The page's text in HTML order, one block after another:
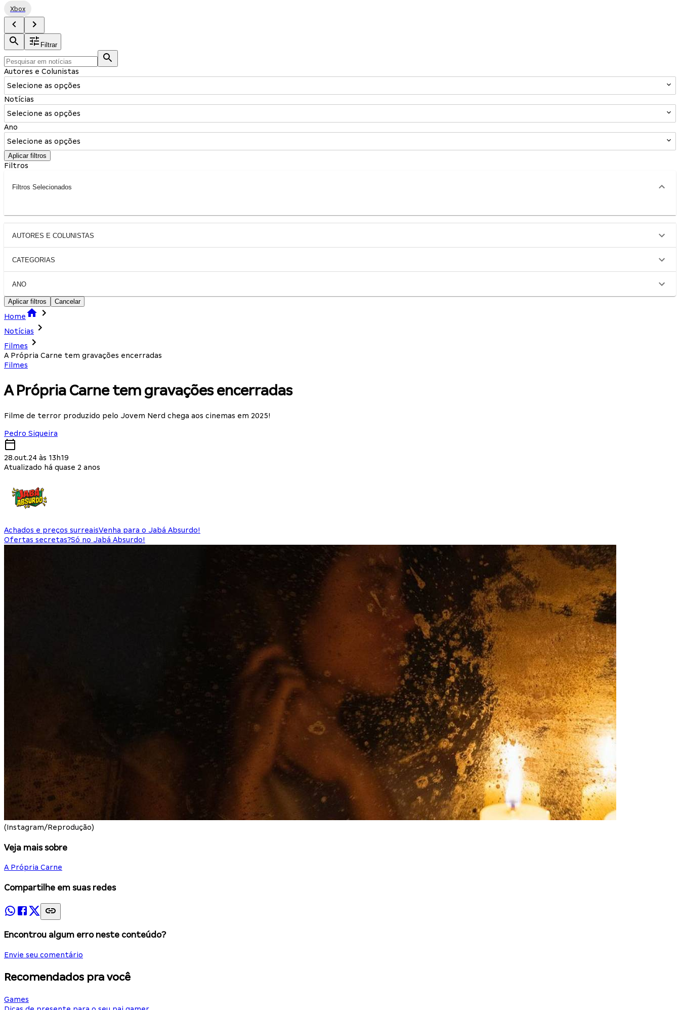
Xbox
Filtrar
Autores e Colunistas
Selecione as opções
Notícias
Selecione as opções
Ano
Selecione as opções
Aplicar filtros
Filtros
Filtros Selecionados
AUTORES E COLUNISTAS
CATEGORIAS
ANO
Aplicar filtros Cancelar
Home
Notícias
Filmes
A Própria Carne tem gravações encerradas
Filmes
A Própria Carne tem gravações encerradas
Filme de terror produzido pelo Jovem Nerd chega aos cinemas em 2025!
Pedro Siqueira
28.out.24 às 13h19
Atualizado há quase 2 anos
Achados e preços surreaisVenha para o Jabá Absurdo!
Ofertas secretas?Só no Jabá Absurdo!
(Instagram/Reprodução)
Veja mais sobre
A Própria Carne
Compartilhe em suas redes
Encontrou algum erro neste conteúdo?
Envie seu comentário
Recomendados pra você
Games